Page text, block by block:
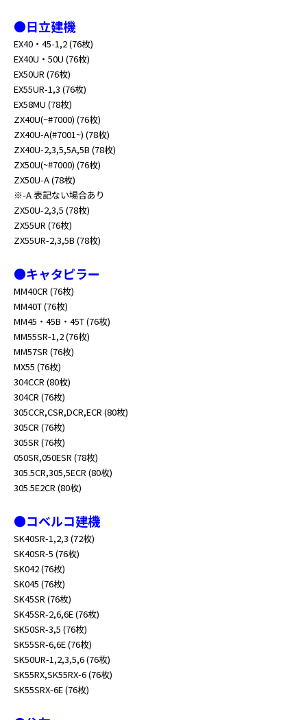
●日立建機
EX40・45-1,2 (76枚)
EX40U・50U (76枚)
EX50UR (76枚)
EX55UR-1,3 (76枚)
EX58MU (78枚)
ZX40U(~#7000) (76枚)
ZX40U-A(#7001~) (78枚)
ZX40U-2,3,5,5A,5B (78枚)
ZX50U(~#7000) (76枚)
ZX50U-A (78枚)
※-A 表記ない場合あり
ZX50U-2,3,5 (78枚)
ZX55UR (76枚)
ZX55UR-2,3,5B (78枚)
●キャタピラー
MM40CR (76枚)
MM40T (76枚)
MM45・45B・45T (76枚)
MM55SR-1,2 (76枚)
MM57SR (76枚)
MX55 (76枚)
304CCR (80枚)
304CR (76枚)
305CCR,CSR,DCR,ECR (80枚)
305CR (76枚)
305SR (76枚)
050SR,050ESR (78枚)
305.5CR,305,5ECR (80枚)
305.5E2CR (80枚)
●コベルコ建機
SK40SR-1,2,3 (72枚)
SK40SR-5 (76枚)
SK042 (76枚)
SK045 (76枚)
SK45SR (76枚)
SK45SR-2,6,6E (76枚)
SK50SR-3,5 (76枚)
SK55SR-6,6E (76枚)
SK50UR-1,2,3,5,6 (76枚)
SK55RX,SK55RX-6 (76枚)
SK55SRX-6E (76枚)